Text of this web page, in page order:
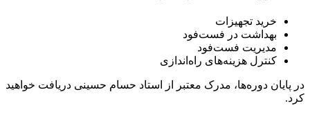
خرید تجهیزات
بهداشت در فست‌فود
مدیریت فست‌فود
کنترل هزینه‌های راه‌اندازی
در پایان دوره‌ها، مدرک معتبر از استاد حسام حسینی دریافت خواهید
کرد.